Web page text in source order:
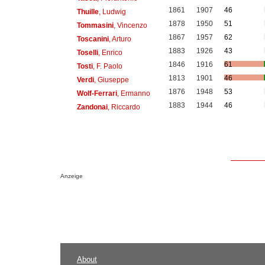
Thuille, Ludwig 1861 1907
46
Tommasini, Vincenzo 1878 1950
51
Toscanini, Arturo 1867 1957
62
Toselli, Enrico 1883 1926
43
Tosti, F. Paolo 1846 1916
61
Verdi, Giuseppe 1813 1901
46
Wolf-Ferrari, Ermanno 1876 1948
53
Zandonai, Riccardo 1883 1944 46
Anzeige
About